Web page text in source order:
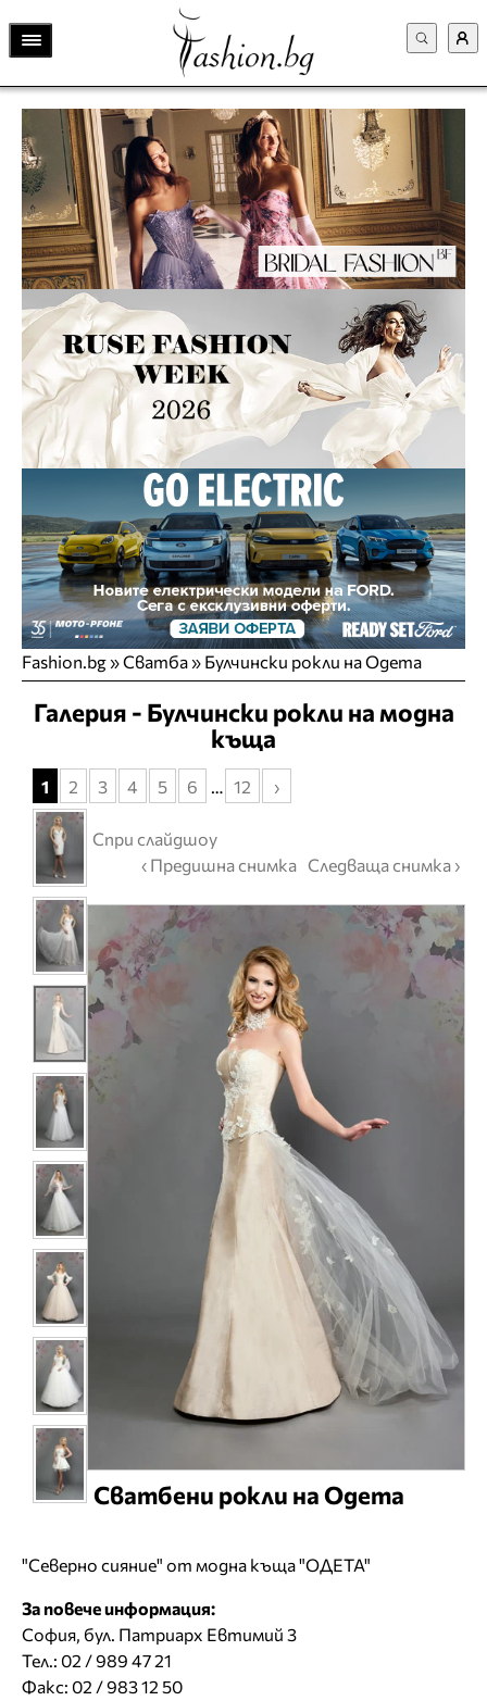
Fashion.bg»Сватба» Булчински рокли на Одета
Галерия - Булчински рокли на модна
къща
Спри слайдшоу
‹ Предишна снимка Следваща снимка ›
Сватбени рокли на Одета
1 2 3 4 5 6 … 12 ›
"Северно сияние" от модна къща "ОДЕТА"
За повече информация:
София, бул. Патриарх Евтимий 3
Тел.: 02 / 989 47 21
Факс: 02 / 983 12 50